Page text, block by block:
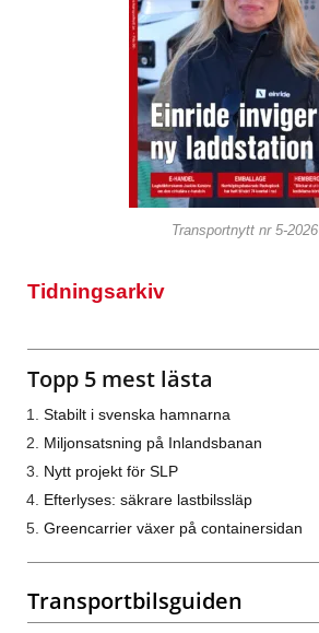
Transportnytt nr 5-2026
Tidningsarkiv
Topp 5 mest lästa
Stabilt i svenska hamnarna
Miljonsatsning på Inlandsbanan
Nytt projekt för SLP
Efterlyses: säkrare lastbilssläp
Greencarrier växer på containersidan
Transportbilsguiden